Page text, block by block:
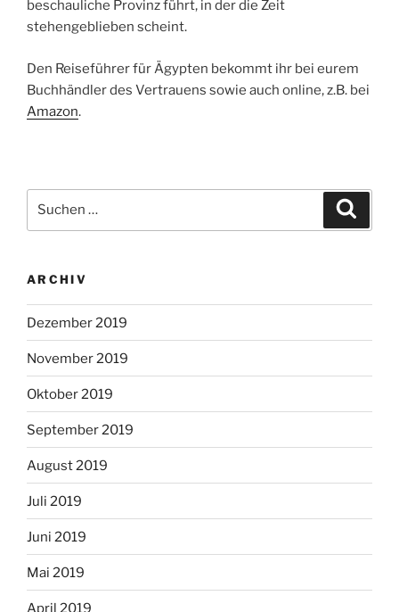
beschauliche Provinz führt, in der die Zeit
stehengeblieben scheint.
Den Reiseführer für Ägypten bekommt ihr bei eurem
Buchhändler des Vertrauens sowie auch online, z.B. bei
Amazon.
nach:
ARCHIV
Dezember 2019
November 2019
Oktober 2019
September 2019
August 2019
Juli 2019
Juni 2019
Mai 2019
April 2019